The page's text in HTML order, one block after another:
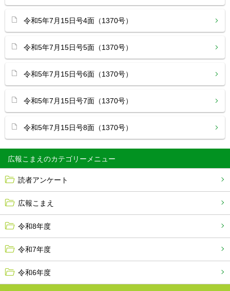
広報こまえ
読者アンケート
広報こまえ
令和8年度
令和7年度
令和6年度
令和5年7月15日号4面（1370号）
令和5年7月15日号5面（1370号）
令和5年7月15日号6面（1370号）
令和5年7月15日号7面（1370号）
令和5年7月15日号8面（1370号）